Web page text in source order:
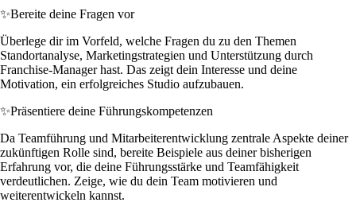
✨Bereite deine Fragen vor
Überlege dir im Vorfeld, welche Fragen du zu den Themen
Standortanalyse, Marketingstrategien und Unterstützung durch
Franchise-Manager hast. Das zeigt dein Interesse und deine
Motivation, ein erfolgreiches Studio aufzubauen.
✨Präsentiere deine Führungskompetenzen
Da Teamführung und Mitarbeiterentwicklung zentrale Aspekte deiner
zukünftigen Rolle sind, bereite Beispiele aus deiner bisherigen
Erfahrung vor, die deine Führungsstärke und Teamfähigkeit
verdeutlichen. Zeige, wie du dein Team motivieren und
weiterentwickeln kannst.